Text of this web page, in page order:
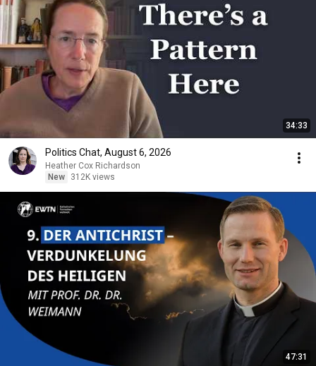
34:33
Politics Chat, August 6, 2026
Heather Cox Richardson
New
312K views
47:31